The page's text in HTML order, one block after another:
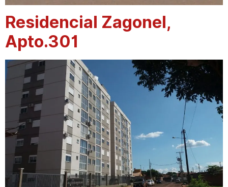
Residencial Zagonel,
Apto.301